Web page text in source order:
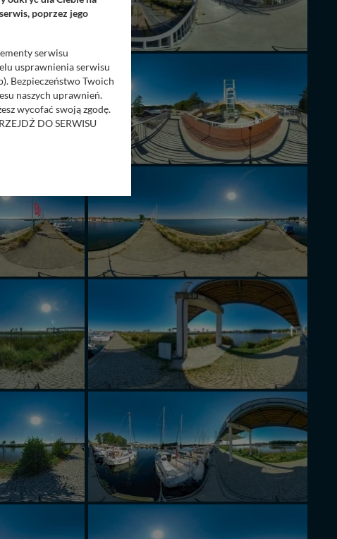
poprzez jego
serwisu
usprawnienia serwisu
Bezpieczeństwo Twoich
naszych uprawnień.
wycofać swoją zgodę.
DO SERWISU
danych z formularza
ul. Wiejska 17,
zabronić ich
plików - w pewnych